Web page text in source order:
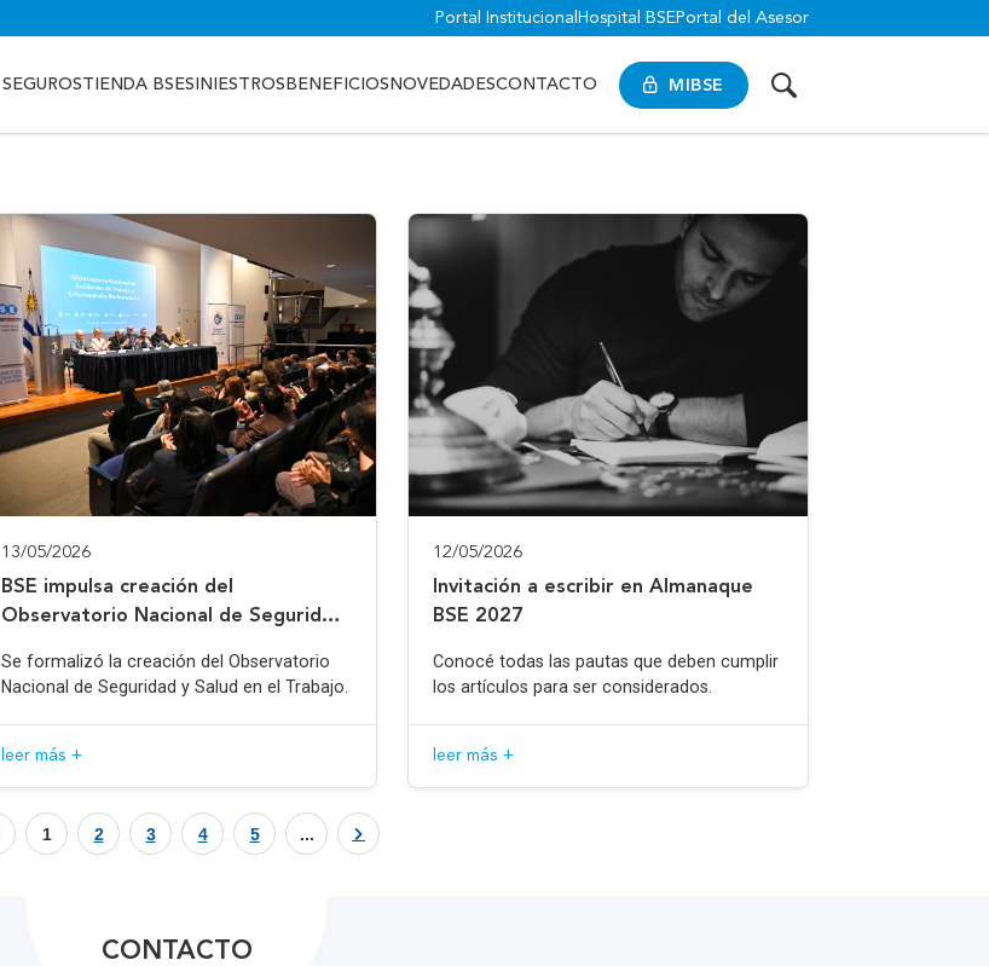
Portal Institucional Hospital BSE Portal del Asesor
MIBSE
SEGUROSTIENDA BSESINIESTROS BENEFICIOS NOVEDADESCONTACTO
13/05/2026
BSE impulsa creación del
Observatorio Nacional de Seguridad
Se formalizó la creación del Observatorio
Nacional de Seguridad y Salud en el Trabajo.
leer más +
12/05/2026
Invitación a escribir en Almanaque
BSE 2027
Conocé todas las pautas que deben cumplir
los artículos para ser considerados.
leer más +
1 2 3 4 5 ...
CONTACTO